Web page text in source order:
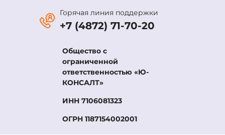
Горячая линия поддержки
+7 (4872) 71-70-20
Общество с
ограниченной
ответственностью «Ю-
КОНСАЛТ»
ИНН 7106081323
ОГРН 1187154002001